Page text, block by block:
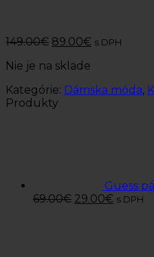
149.00€ 89.00€ s DPH
Nie je na sklade
Kategórie: Dámska móda,
Produkty
Guess
69.00€ 29.00€ s DPH